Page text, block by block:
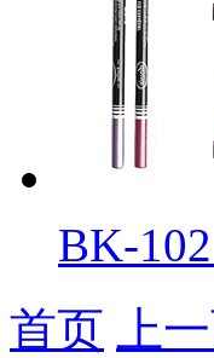
BK-
首页
上